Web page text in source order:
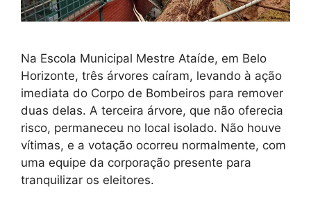
Na Escola Municipal Mestre Ataíde, em Belo
Horizonte, três árvores caíram, levando à ação
imediata do Corpo de Bombeiros para remover
duas delas. A terceira árvore, que não oferecia
risco, permaneceu no local isolado. Não houve
vítimas, e a votação ocorreu normalmente, com
uma equipe da corporação presente para
tranquilizar os eleitores.